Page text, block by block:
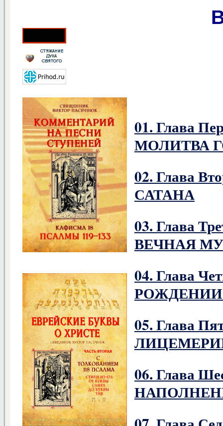
01. Глава
МОЛИТВА
02. Глава
САТАНА
03. Глава
ВЕЧНАЯ
04. Глава
05. Глава
06. Глава